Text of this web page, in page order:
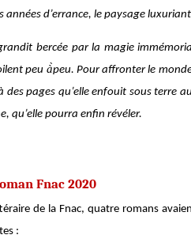
années d’errance, le paysage
bercée par la magie
peu à̀peu. Pour affronter le
des pages qu’elle enfouit sous terre
qu’elle pourra enfin révéler.
Fnac 2020
de la Fnac, quatre romans
: